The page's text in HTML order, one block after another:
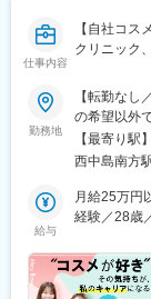
仕事内容
【自社コ
クリニック
勤務地
【転勤な
の希望以外
生するこ
新大阪ビル
方駅」北改
【最寄り駅】
西中島南方
給与
月給25万円
経験／28歳
月49,000円